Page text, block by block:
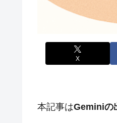
X
本記事はGeminiの